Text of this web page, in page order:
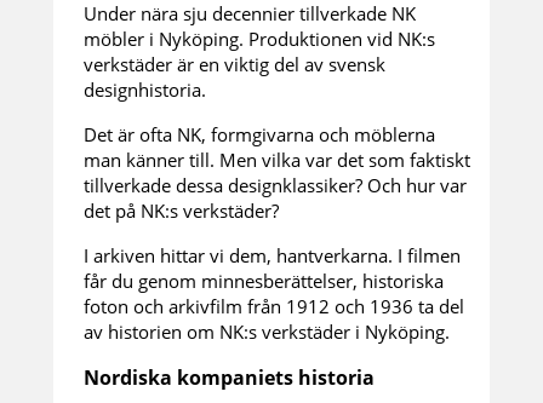
Under nära sju decennier tillverkade NK
möbler i Nyköping. Produktionen vid NK:s
verkstäder är en viktig del av svensk
designhistoria.
Det är ofta NK, formgivarna och möblerna
man känner till. Men vilka var det som faktiskt
tillverkade dessa designklassiker? Och hur var
det på NK:s verkstäder?
I arkiven hittar vi dem, hantverkarna. I filmen
får du genom minnesberättelser, historiska
foton och arkivfilm från 1912 och 1936 ta del
av historien om NK:s verkstäder i Nyköping.
Nordiska kompaniets historia